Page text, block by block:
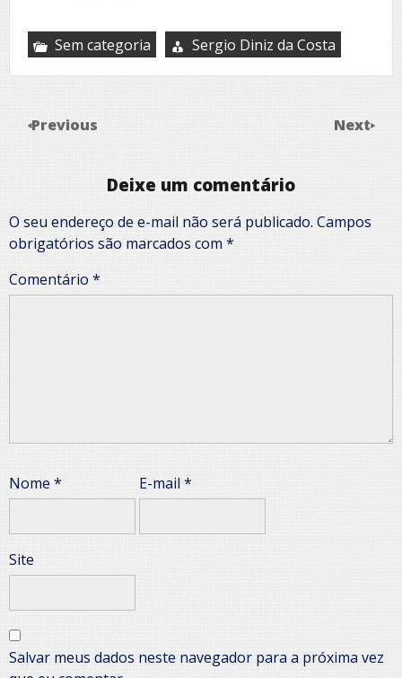
Sem categoria Sergio Diniz da Costa
Previous Next
Deixe um comentário
O seu endereço de e-mail não será publicado. Campos
obrigatórios são marcados com *
Comentário *
Nome * E-mail *
Site
Salvar meus dados neste navegador para a próxima vez